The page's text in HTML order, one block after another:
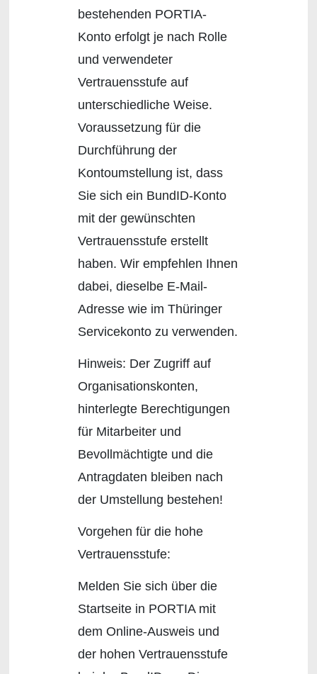
bestehenden PORTIA-
Konto erfolgt je nach Rolle
und verwendeter
Vertrauensstufe auf
unterschiedliche Weise.
Voraussetzung für die
Durchführung der
Kontoumstellung ist, dass
Sie sich ein BundID-Konto
mit der gewünschten
Vertrauensstufe erstellt
haben. Wir empfehlen Ihnen
dabei, dieselbe E-Mail-
Adresse wie im Thüringer
Servicekonto zu verwenden.
Hinweis: Der Zugriff auf
Organisationskonten,
hinterlegte Berechtigungen
für Mitarbeiter und
Bevollmächtigte und die
Antragdaten bleiben nach
der Umstellung bestehen!
Vorgehen für die hohe
Vertrauensstufe:
Melden Sie sich über die
Startseite in PORTIA mit
dem Online-Ausweis und
der hohen Vertrauensstufe